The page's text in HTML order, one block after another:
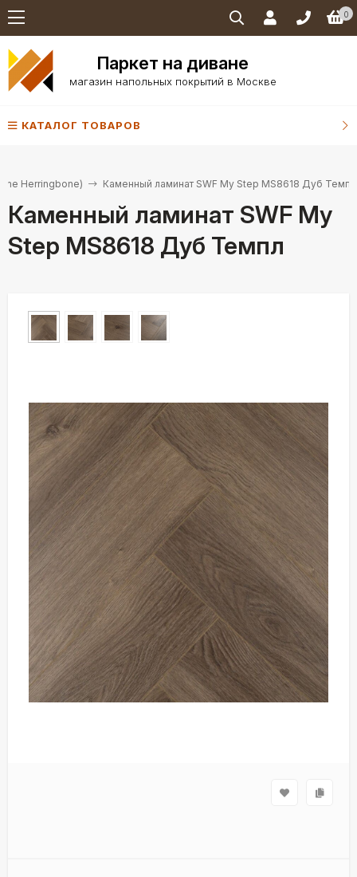
0
Паркет на диване
магазин напольных покрытий в Москве
КАТАЛОГ ТОВАРОВ
Herringbone) Каменный ламинат SWF My Step MS8618 Дуб Темпл
Каменный ламинат SWF My
Step MS8618 Дуб Темпл